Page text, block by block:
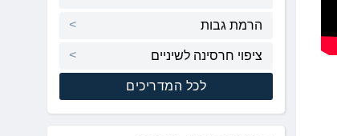
הרמת גבות
ציפוי חרסינה לשיניים
לכל המדריכים